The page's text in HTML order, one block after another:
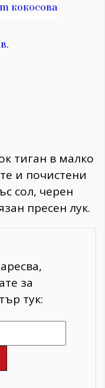
тиган в малко
и почистени
сол, черен
пресен лук.
за
тук: